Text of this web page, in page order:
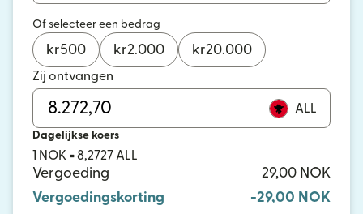
Of selecteer een bedrag
kr500 kr2.000 kr20.000
Zij ontvangen
ALL
Dagelijkse koers
1 NOK = 8,2727 ALL
Vergoeding
29,00 NOK
Vergoedingskorting
-29,00 NOK